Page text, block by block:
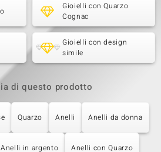
Gioielli con Quarzo
Cognac
Gioielli con design
simile
di questo prodotto
Quarzo Anelli Anelli da donna
Anelli in argento Anelli con Quarzo